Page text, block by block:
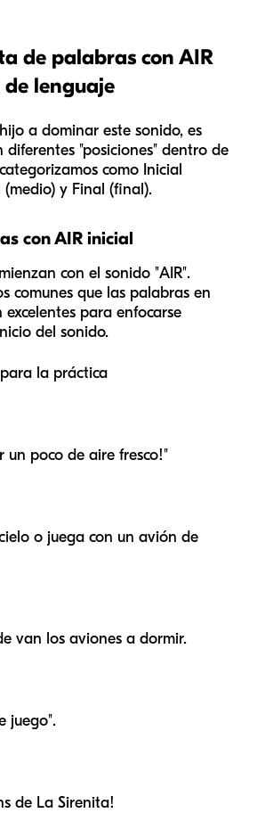
de palabras con AIR
lenguaje
a dominar este sonido, es
diferentes "posiciones" dentro de
como Inicial
y Final (final).
con AIR inicial
con el sonido "AIR".
comunes que las palabras en
para enfocarse
del sonido.
la práctica
un poco de aire fresco!"
o juega con un avión de
van los aviones a dormir.
juego".
de La Sirenita!